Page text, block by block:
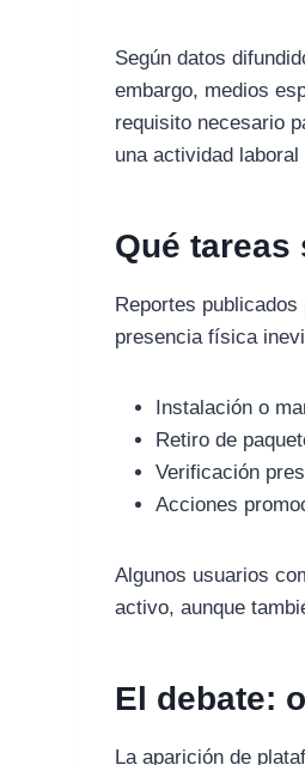
Según datos
embargo, medios
requisito necesario
una actividad
Qué
Reportes publicados
presencia física
Instalación o
Retiro de
Verificación
Acciones
Algunos usuarios
activo, aunque
El debate:
La aparición de